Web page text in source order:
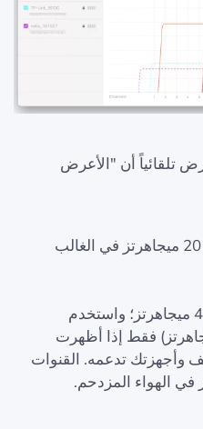
تلقائياً أن "الأعرض
2.4 جيجاهرتز: حافظ على 20 ميجاهرتز في الغالب
5/6 جيجاهرتز: جرب 40/80 ميجاهرتز؛ واستخدم
ميجاهرتز (6 جيجاهرتز) فقط إذا أظهرت
وأجهزتك تدعمه. القنوات
في الهواء المزدحم.